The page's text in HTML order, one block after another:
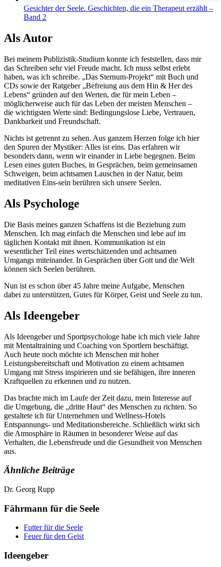
Gesichter der Seele. Geschichten, die ein Therapeut erzählt –
Band 2
Als Autor
Bei meinem Publizistik-Studium konnte ich feststellen, dass mir
das Schreiben sehr viel Freude macht. Ich muss selbst erlebt
haben, was ich schreibe. „Das Sternum-Projekt“ mit Buch und
CDs sowie der Ratgeber „Befreiung aus dem Hin & Her des
Lebens“ gründen auf den Werten, die für mein Leben –
möglicherweise auch für das Leben der meisten Menschen –
die wichtigsten Werte sind: Bedingungslose Liebe, Vertrauen,
Dankbarkeit und Freundschaft.
Nichts ist getrennt zu sehen. Aus ganzem Herzen folge ich hier
den Spuren der Mystiker: Alles ist eins. Das erfahren wir
besonders dann, wenn wir einander in Liebe begegnen. Beim
Lesen eines guten Buches, in Gesprächen, beim gemeinsamen
Schweigen, beim achtsamen Lauschen in der Natur, beim
meditativen Eins-sein berühren sich unsere Seelen.
Als Psychologe
Die Basis meines ganzen Schaffens ist die Beziehung zum
Menschen. Ich mag einfach die Menschen und lebe auf im
täglichen Kontakt mit ihnen. Kommunikation ist ein
wesentlicher Teil eines wertschätzenden und achtsamen
Umgangs miteinander. In Gesprächen über Gott und die Welt
können sich Seelen berühren.
Nun ist es schon über 45 Jahre meine Aufgabe, Menschen
dabei zu unterstützen, Gutes für Körper, Geist und Seele zu tun.
Als Ideengeber
Als Ideengeber und Sportpsychologe habe ich mich viele Jahre
mit Mentaltraining und Coaching von Sportlern beschäftigt.
Auch heute noch möchte ich Menschen mit hoher
Leistungsbereitschaft und Motivation zu einem achtsamen
Umgang mit Stress inspirieren und sie befähigen, ihre inneren
Kraftquellen zu erkennen und zu nutzen.
Das brachte mich im Laufe der Zeit dazu, mein Interesse auf
die Umgebung, die „dritte Haut“ des Menschen zu richten. So
gestaltete ich für Unternehmen und Wellness-Hotels
Entspannungs- und Meditationsbereiche. Schließlich wirkt sich
die Atmosphäre in Räumen in besonderer Weise auf das
Verhalten, die Lebensfreude und die Gesundheit von Menschen
aus.
Ähnliche Beiträge
Dr. Georg Rupp
Fährmann für die Seele
Futter für die Seele
Feuer für den Geist
Ideengeber